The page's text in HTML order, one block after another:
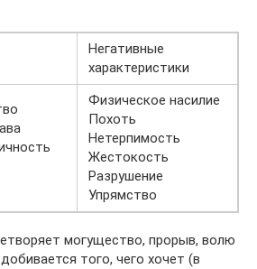
Негативные
характеристики
Физическое насилие
Похоть
Нетерпимость
Жестокость
Разрушение
Упрямство
могущество, прорыв, волю
того, чего хочет (в